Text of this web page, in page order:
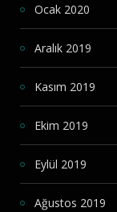
Ocak 2020
Aralık 2019
Kasım 2019
Ekim 2019
Eylül 2019
Ağustos 2019